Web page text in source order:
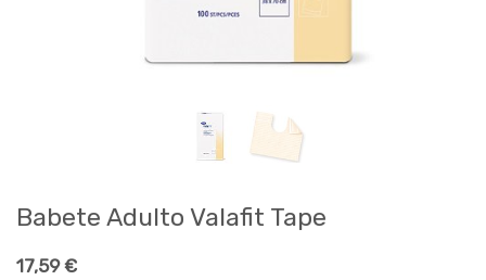
Babete Adulto Valafit Tape
17,59€